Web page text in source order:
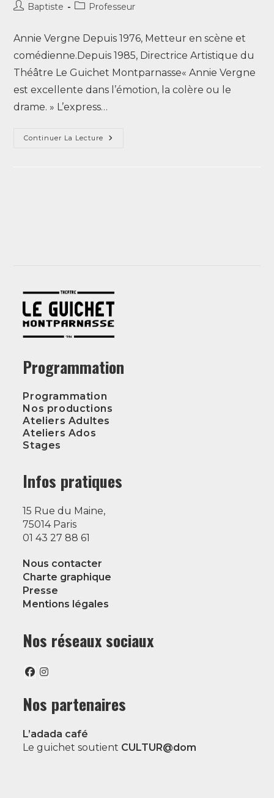
Baptiste Professeur
Annie Vergne Depuis 1976, Metteur en scène et
comédienne.Depuis 1985, Directrice Artistique du
Théâtre Le Guichet Montparnasse« Annie Vergne
est excellente dans l’émotion, la colère ou le
drame. » L’express…
Continuer La Lecture
Programmation
Programmation
Nos productions
Ateliers Adultes
Ateliers Ados
Stages
Infos pratiques
15 Rue du Maine,
75014 Paris
01 43 27 88 61
Nous contacter
Charte graphique
Presse
Mentions légales
Nos réseaux sociaux
Nos partenaires
L’adada café
Le guichet soutient CULTUR@dom